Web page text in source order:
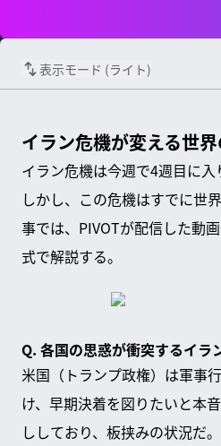
表示モード (ライト)
イラン危機が変える世
イラン危機は今週で4週目に
しかし、この危機はすでに世
事では、PIVOTが配信した動
式で解説する。
Q. 各国の思惑が衝突するイラ
米国（トランプ政権）は軍事
け、早期決着を図りたいと本
ししており、板挟みの状況だ。